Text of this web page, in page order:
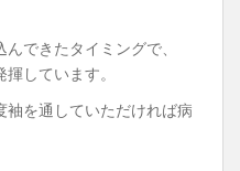
できたタイミングで、
しています。
を通していただければ病